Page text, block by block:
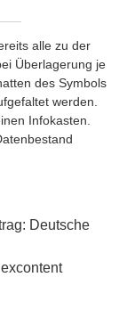
alle zu der
Überlagerung je
des Symbols
werden.
Infokasten.
Deutsche